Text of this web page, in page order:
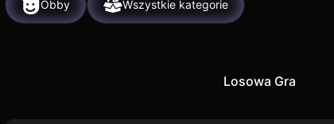
Obby Wszystkie kategorie
Losowa Gra